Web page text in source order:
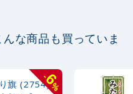
ジナルのぼりポール
円 税抜
な商品も買っていま
-
6
%
旗 (2754)